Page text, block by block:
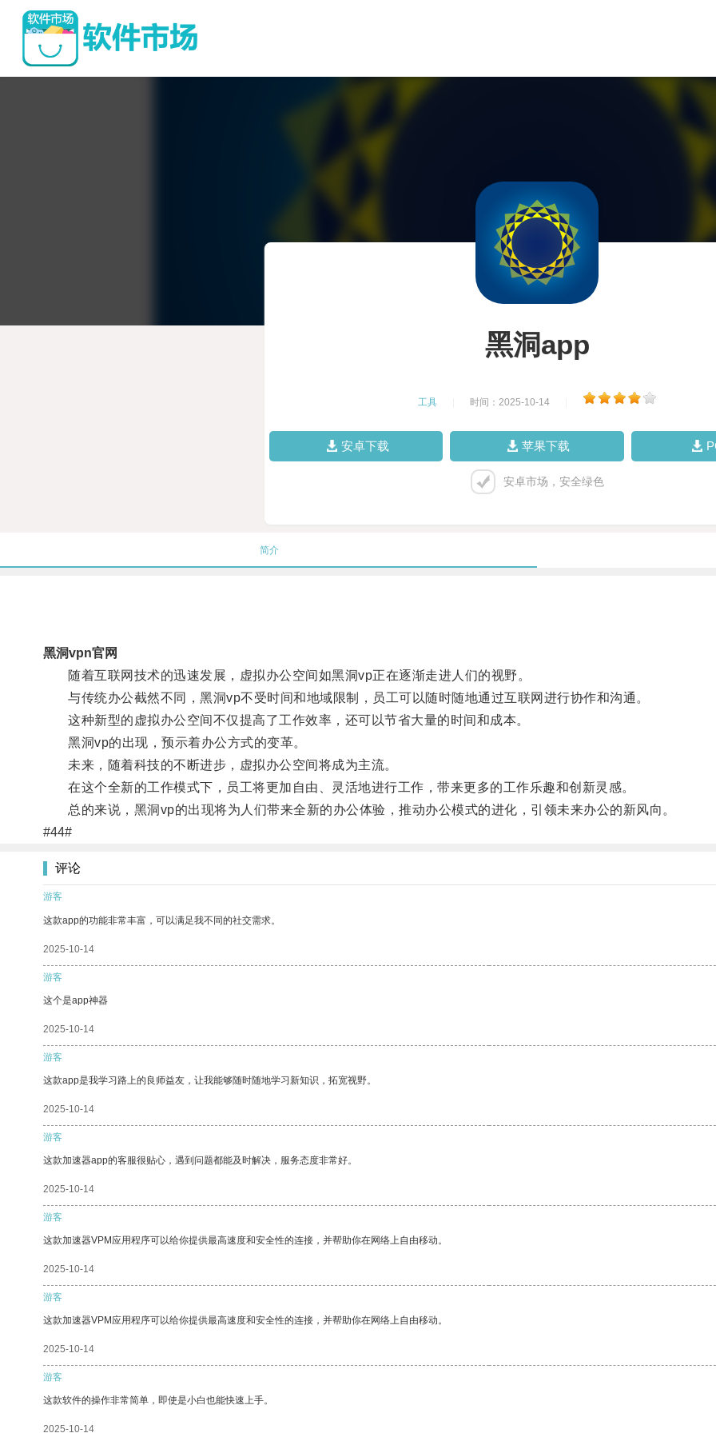
黑洞app
工具 时间：2025-10-14
安卓下载 苹果下载
安卓市场，安全绿色
简介
黑洞vpn官网
随着互联网技术的迅速发展，虚拟办公空间如黑洞vp正在逐渐走进人们的视野。
与传统办公截然不同，黑洞vp不受时间和地域限制，员工可以随时随地通过互联网进行协作和沟通。
这种新型的虚拟办公空间不仅提高了工作效率，还可以节省大量的时间和成本。
黑洞vp的出现，预示着办公方式的变革。
未来，随着科技的不断进步，虚拟办公空间将成为主流。
在这个全新的工作模式下，员工将更加自由、灵活地进行工作，带来更多的工作乐趣和创新灵感。
总的来说，黑洞vp的出现将为人们带来全新的办公体验，推动办公模式的进化，引领未来办公的新风向。
#44#
评论
游客
这款app的功能非常丰富，可以满足我不同的社交需求。
2025-10-14
游客
这个是app神器
2025-10-14
游客
这款app是我学习路上的良师益友，让我能够随时随地学习新知识，拓宽视野。
2025-10-14
游客
这款加速器app的客服很贴心，遇到问题都能及时解决，服务态度非常好。
2025-10-14
游客
这款加速器VPM应用程序可以给你提供最高速度和安全性的连接，并帮助你在网络上自由移动。
2025-10-14
游客
这款加速器VPM应用程序可以给你提供最高速度和安全性的连接，并帮助你在网络上自由移动。
2025-10-14
游客
这款软件的操作非常简单，即使是小白也能快速上手。
2025-10-14